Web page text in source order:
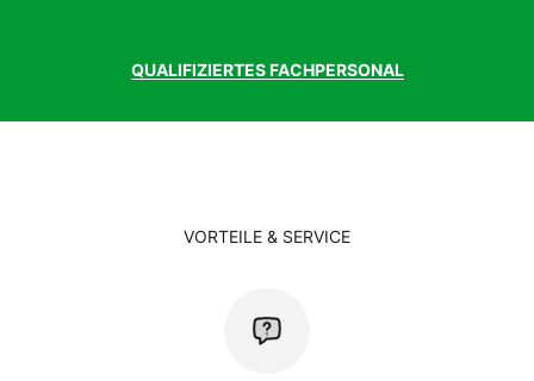
QUALIFIZIERTES FACHPERSONAL
VORTEILE & SERVICE